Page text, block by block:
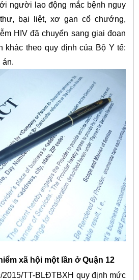
người lao động mắc bệnh nguy
bại liệt, xơ gan cổ chướng,
HIV đã chuyển sang giai đoạn
khác theo quy định của Bộ Y tế:
án.
xã hội một lần ở Quận 12
TT-BLĐTBXH quy định mức